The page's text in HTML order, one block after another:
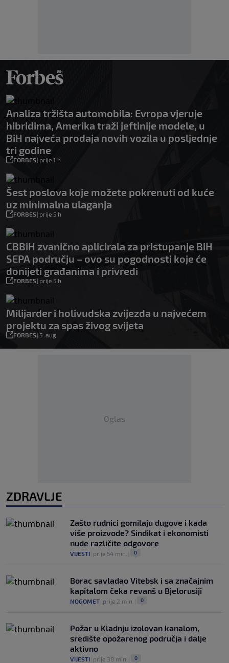
Analiza tržišta automobila: Evropa vjeruje
hibridima, Amerika traži jeftinije modele, u
BiH najveća prodaja novih vozila u posljednje
tri godine
FORBES| prije 1 h
Šest poslova koje možete pokrenuti od kuće
uz minimalna ulaganja
FORBES| prije 5 h
CBBiH zvanično aplicirala za pristupanje BiH
SEPA području – ovo su pogodnosti koje će
donijeti građanima i privredi
FORBES| prije 5 h
Milijarder i holivudska zvijezda u najvećem
projektu za spas živog svijeta
FORBES| 5. aug.
Oglas
ZDRAVLJE
Zašto rudnici gomilaju dugove i kada
više proizvode? Sindikat i ekonomisti
nude različite odgovore
VIJESTI prije 54 min. 0
Borac savladao Vitebsk i sa značajnim
kapitalom čeka revanš u Bjelorusiji
NOGOMET prije 2 min. 0
Požar u Kladnju izolovan kanalom,
središte opožarenog područja i dalje
aktivno
VIJESTI prije 38 min. 0